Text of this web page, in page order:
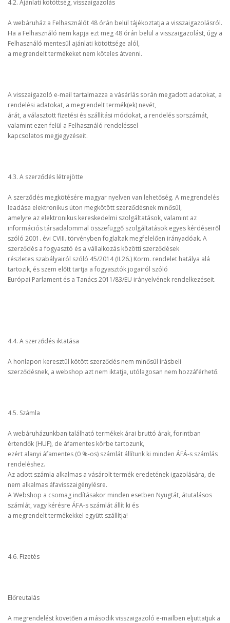
4.2. Ajánlati kötöttség, visszaigazolás
A webáruház a Felhasználót 48 órán belül tájékoztatja a visszaigazolásról.
Ha a Felhasználó nem kapja ezt meg 48 órán belül a visszaigazolást, úgy a
Felhasználó mentesül ajánlati kötöttsége alól,
a megrendelt termékeket nem köteles átvenni.
A visszaigazoló e-mail tartalmazza a vásárlás során megadott adatokat, a
rendelési adatokat, a megrendelt termék(ek) nevét,
árát, a választott fizetési és szállítási módokat, a rendelés sorszámát,
valamint ezen felül a Felhasználó rendeléssel
kapcsolatos megjegyzéseit.
4.3. A szerződés létrejötte
A szerződés megkötésére magyar nyelven van lehetőség. A megrendelés
leadása elektronikus úton megkötött szerződésnek minősül,
amelyre az elektronikus kereskedelmi szolgáltatások, valamint az
információs társadalommal összefüggő szolgáltatások egyes kérdéseiről
szóló 2001. évi CVIII. törvényben foglaltak megfelelően irányadóak. A
szerződés a fogyasztó és a vállalkozás közötti szerződések
részletes szabályairól szóló 45/2014 (II.26.) Korm. rendelet hatálya alá
tartozik, és szem előtt tartja a fogyasztók jogairól szóló
Európai Parlament és a Tanács 2011/83/EU irányelvének rendelkezéseit.
4.4. A szerződés iktatása
A honlapon keresztül kötött szerződés nem minősül írásbeli
szerződésnek, a webshop azt nem iktatja, utólagosan nem hozzáférhető.
4.5. Számla
A webáruházunkban található termékek árai bruttó árak, forintban
értendők (HUF), de áfamentes körbe tartozunk,
ezért alanyi áfamentes (0 %-os) számlát állítunk ki minden ÁFÁ-s számlás
rendeléshez.
Az adott számla alkalmas a vásárolt termék eredetének igazolására, de
nem alkalmas áfavisszaigénylésre.
A Webshop a csomag indításakor minden esetben Nyugtát, átutalásos
számlát, vagy kérésre ÁFA-s számlát állít ki és
a megrendelt termékekkel együtt szállítja!
4.6. Fizetés
Előreutalás
A megrendelést követően a második visszaigazoló e-mailben eljuttatjuk a